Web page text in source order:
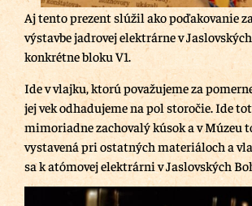
Aj tento prezent slúžil ako poďakovanie
výstavbe jadrovej elektrárne v
konkrétne bloku V1.
Ide v vlajku, ktorú považujeme za
jej vek odhadujeme na pol storočie. Ide
mimoriadne zachovalý kúsok a v Múzeu
vystavená pri ostatných materiáloch a
sa k atómovej elektrárni v Jaslovských